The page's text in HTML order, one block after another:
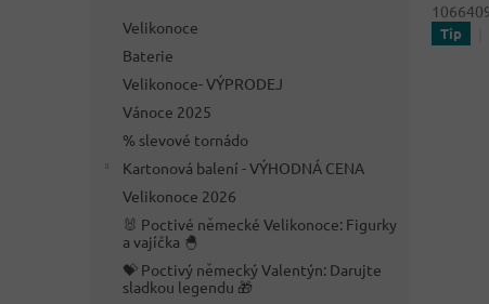
Velikonoce
Baterie
Velikonoce- VÝPRODEJ
Vánoce 2025
% slevové tornádo
Kartonová balení - VÝHODNÁ CENA
Velikonoce 2026
🐰 Poctivé německé Velikonoce: Figurky
a vajíčka 🐣
💝 Poctivý německý Valentýn: Darujte
sladkou legendu 🎁
Tip